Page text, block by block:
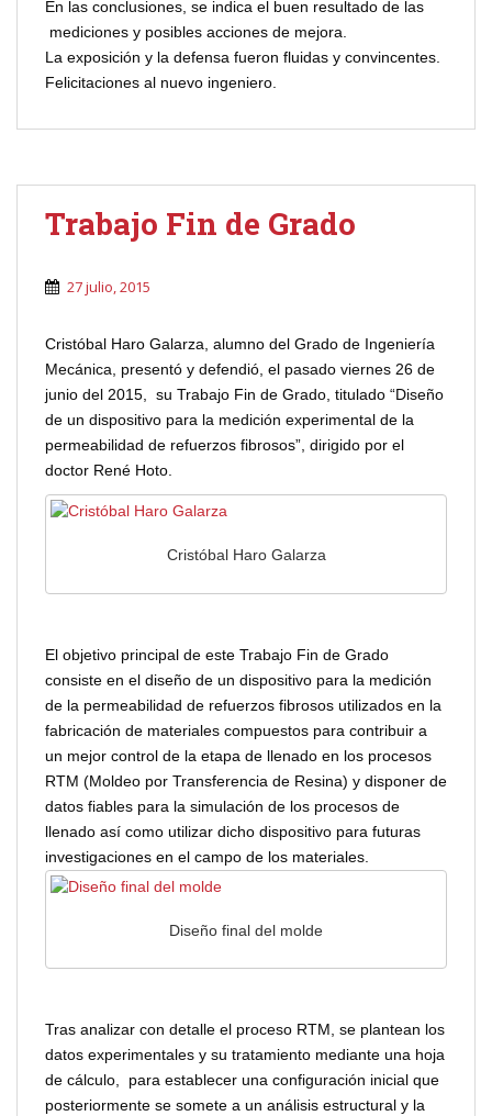
En las conclusiones, se indica el buen resultado de las
mediciones y posibles acciones de mejora.
La exposición y la defensa fueron fluidas y convincentes.
Felicitaciones al nuevo ingeniero.
Trabajo Fin de Grado
27 julio, 2015
Cristóbal Haro Galarza, alumno del Grado de Ingeniería
Mecánica, presentó y defendió, el pasado viernes 26 de
junio del 2015, su Trabajo Fin de Grado, titulado “Diseño
de un dispositivo para la medición experimental de la
permeabilidad de refuerzos fibrosos”, dirigido por el
doctor René Hoto.
Cristóbal Haro Galarza
El objetivo principal de este Trabajo Fin de Grado
consiste en el diseño de un dispositivo para la medición
de la permeabilidad de refuerzos fibrosos utilizados en la
fabricación de materiales compuestos para contribuir a
un mejor control de la etapa de llenado en los procesos
RTM (Moldeo por Transferencia de Resina) y disponer de
datos fiables para la simulación de los procesos de
llenado así como utilizar dicho dispositivo para futuras
investigaciones en el campo de los materiales.
Diseño final del molde
Tras analizar con detalle el proceso RTM, se plantean los
datos experimentales y su tratamiento mediante una hoja
de cálculo, para establecer una configuración inicial que
posteriormente se somete a un análisis estructural y la